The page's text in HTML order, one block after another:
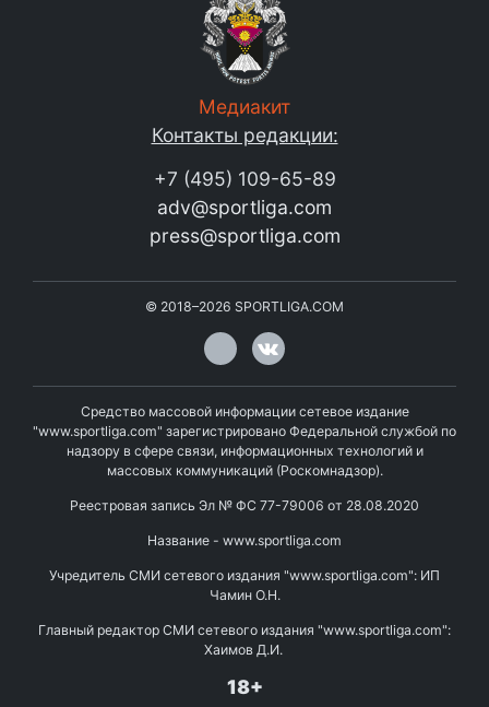
Медиакит
Контакты редакции:
+7 (495) 109-65-89
adv@sportliga.com
press@sportliga.com
© 2018–2026 SPORTLIGA.COM
Средство массовой информации сетевое издание
"www.sportliga.com" зарегистрировано Федеральной службой по
надзору в сфере связи, информационных технологий и
массовых коммуникаций (Роскомнадзор).
Реестровая запись Эл № ФС 77-79006 от 28.08.2020
Название - www.sportliga.com
Учредитель СМИ сетевого издания "www.sportliga.com": ИП
Чамин О.Н.
Главный редактор СМИ сетевого издания "www.sportliga.com":
Хаимов Д.И.
18+